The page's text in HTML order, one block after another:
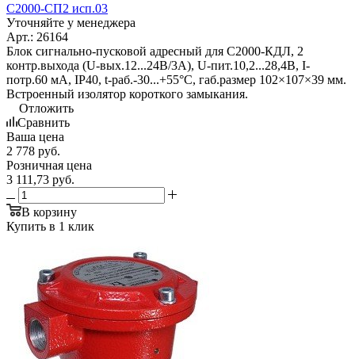
С2000-СП2 исп.03
Уточняйте у менеджера
Арт.: 26164
Блок сигнально-пусковой адресный для С2000-КДЛ, 2
контр.выхода (U-вых.12...24В/3А), U-пит.10,2...28,4В, I-
потр.60 мА, IP40, t-раб.-30...+55°С, габ.размер 102×107×39 мм.
Встроенный изолятор короткого замыкания.
Отложить
Сравнить
Ваша цена
2 778 руб.
Розничная цена
3 111,73 руб.
В корзину
Купить в 1 клик